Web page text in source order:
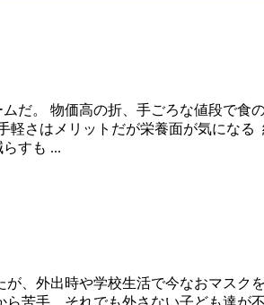
だ。 物価高の折、手ごろな値段で食
さはメリットだが栄養面が気になる
すも ...
、外出時や学校生活で今なおマスク